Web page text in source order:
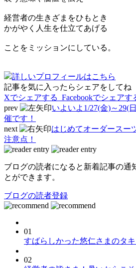
経営者の生きざまをひもとき
かがやく人生を仕立てあげる
ことをミッションにしている。
詳しいプロフィールはこちら
記事を気に入ったらシェアをしてね
Xでシェアする Facebookでシェアす
prev
いよいよ1/27(金)～29(
催です！
next
はじめてオーダースー
注意点！
ブログの読者になると新着記事の通
とができます。
ブログの読者登録
01
すばらしかった悠仁さまのタ
02